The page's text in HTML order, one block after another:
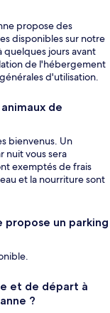
propose des
disponibles sur notre
jours avant
de l'hébergement
d'utilisation.
de
bienvenus. Un
nuit vous sera
exemptés de frais
et la nourriture sont
propose un parking
et de départ à
?